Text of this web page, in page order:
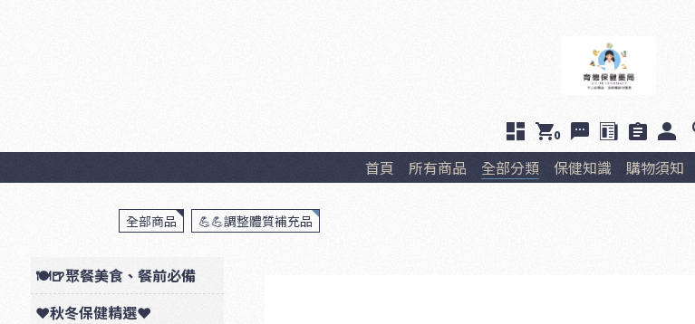
0
首頁 所有商品 全部分類 保健知識 購物須知
全部商品 💪💪調整體質補充品
🍽🍺聚餐美食、餐前必備
❤秋冬保健精選❤